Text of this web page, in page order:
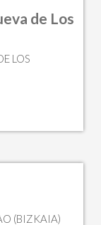
de Los
LOS
(BIZKAIA)